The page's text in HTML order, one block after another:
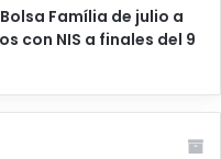
Família de julio a
con NIS a finales del 9